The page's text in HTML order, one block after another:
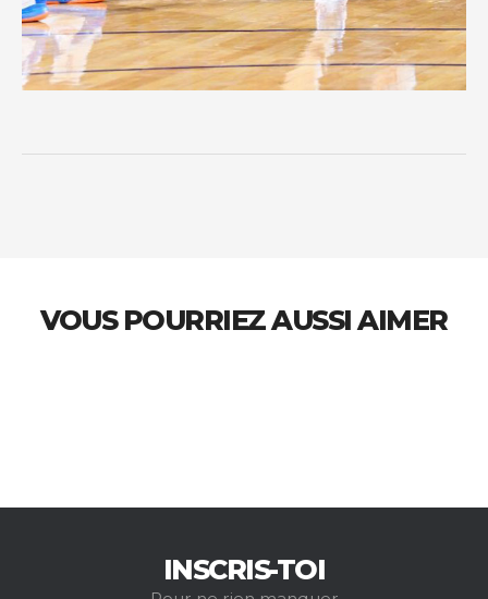
VOUS POURRIEZ AUSSI AIMER
INSCRIS-TOI